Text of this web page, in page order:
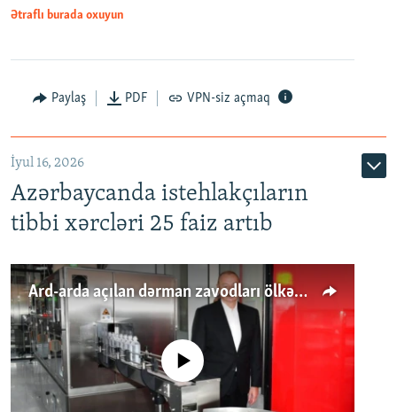
Ətraflı burada oxuyun
Paylaş PDF VPN-siz açmaq
İyul 16, 2026
Azərbaycanda istehlakçıların
tibbi xərcləri 25 faiz artıb
Ard-arda açılan dərman zavodları ölkənin tələbatını ödəyirmi?
No media source currently available